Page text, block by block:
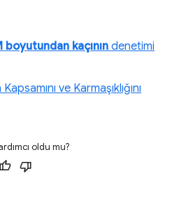
boyutundan kaçının denetimi
ve Karmaşıklığını
oldu mu?